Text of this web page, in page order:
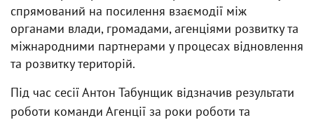
спрямований на посилення взаємодії між
органами влади, громадами, агенціями розвитку та
міжнародними партнерами у процесах відновлення
та розвитку територій.
Під час сесії Антон Табунщик відзначив результати
роботи команди Агенції за роки роботи та